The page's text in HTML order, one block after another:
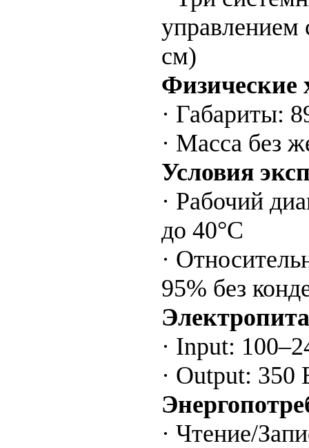
управлением
см)
Физические
· Габариты:
· Масса без
Условия
· Рабочий
до 40°С
·
95% без
· Input:
· Output: 350
· Чтение/